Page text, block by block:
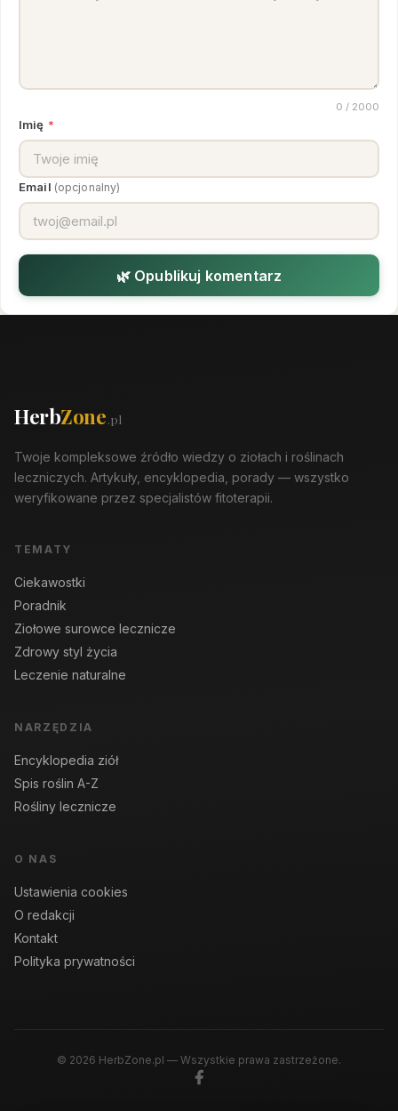
0 / 2000
Imię *
Email (opcjonalny)
🌿 Opublikuj komentarz
HerbZone.pl
Twoje kompleksowe źródło wiedzy o ziołach i roślinach
leczniczych. Artykuły, encyklopedia, porady — wszystko
weryfikowane przez specjalistów fitoterapii.
TEMATY
Ciekawostki
Poradnik
Ziołowe surowce lecznicze
Zdrowy styl życia
Leczenie naturalne
NARZĘDZIA
Encyklopedia ziół
Spis roślin A-Z
Rośliny lecznicze
O NAS
Ustawienia cookies
O redakcji
Kontakt
Polityka prywatności
© 2026 HerbZone.pl — Wszystkie prawa zastrzeżone.